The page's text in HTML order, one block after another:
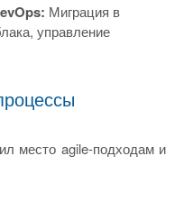
Миграция в
управление
место agile-подходам и